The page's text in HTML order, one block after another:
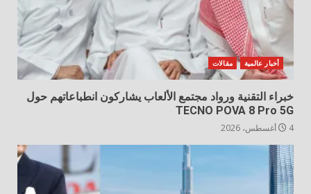
أخبار عالمية مقالات
خبراء التقنية ورواد مجتمع الألعاب يشاركون انطباعاتهم حول
TECNO POVA 8 Pro 5G
4 أغسطس، 2026